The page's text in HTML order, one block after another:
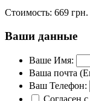
Стоимость: 669 грн.
Ваши данные
Ваше Имя:
Ваша почта
Ваш Телефон:
Согласен с